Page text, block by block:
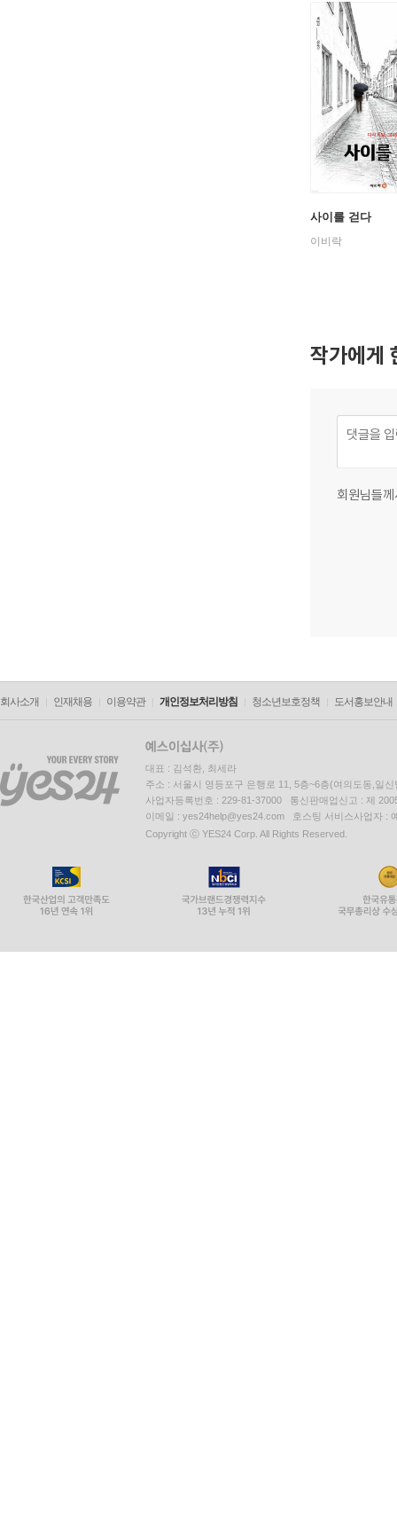
사이를 걷다
이비락
작가에게
회원님들
회사소개 인재채용 이용약관 개인정보처리방침 청소년보호정책 도서홍보안내
대표 : 김석환, 최세라
주소 : 서울시 영등포구 은행로 11, 5층~6층(여의도동,일신
사업자등록번호 : 229-81-37000 통신판매업신고 : 제
이메일 : yes24help@yes24.com 호스팅 서비스사업자 :
Copyright ⓒ YES24 Corp. All Rights Reserved.